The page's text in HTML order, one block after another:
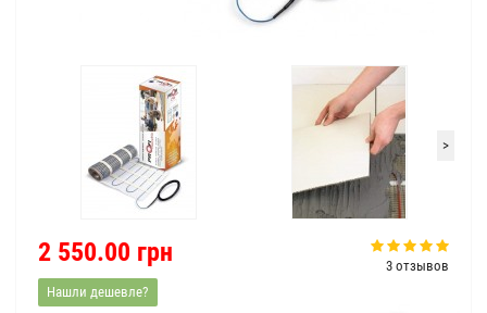
>
3 отзывов
2 550.00 грн
Нашли дешевле?